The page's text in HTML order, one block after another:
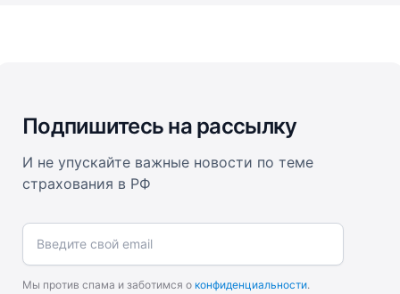
Подпишитесь на рассылку
И не упускайте важные новости по теме
страхования в РФ
Введите свой email
Мы против спама и заботимся о конфиденциальности.